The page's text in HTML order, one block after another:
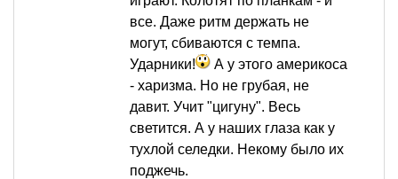
все. Даже ритм держать не
могут, сбиваются с темпа.
Ударники!
А у этого америкоса
- харизма. Но не грубая, не
давит. Учит "цигуну". Весь
светится. А у наших глаза как у
тухлой селедки. Некому было их
поджечь.